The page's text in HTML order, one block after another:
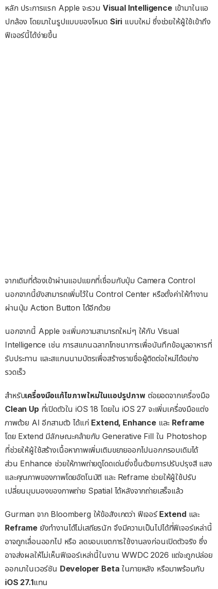
หลัก ประการแรก Apple จะรวม Visual Intelligenceเข้ามาในแอ
ปกล้อง โดยมาในรูปแบบของโหมด Siri แบบใหม่ ซึ่งช่วยให้ผู้ใช้เข้าถึง
ฟีเจอร์นี้ได้ง่ายขึ้น
จากเดิมที่ต้องเข้าผ่านแอปแยกที่เชื่อมกับปุ่ม Camera Control
นอกจากนี้ยังสามารถเพิ่มไว้ใน Control Center หรือตั้งค่าให้ทำงาน
ผ่านปุ่ม Action Button ได้อีกด้วย
นอกจากนี้ Apple จะเพิ่มความสามารถใหม่ๆ ให้กับ Visual
Intelligence เช่น การสแกนฉลากโภชนาการเพื่อบันทึกข้อมูลอาหารที่
รับประทาน และสแกนนามบัตรเพื่อสร้างรายชื่อผู้ติดต่อใหม่ได้อย่าง
รวดเร็ว
สำหรับเครื่องมือแก้ไขภาพใหม่ในแอปรูปภาพ ต่อยอดจากเครื่องมือ
Clean Upที่เปิดตัวใน iOS 18 โดยใน iOS 27 จะเพิ่มเครื่องมือแต่ง
ภาพด้วย AI อีกสามตัว ได้แก่ Extend, Enhanceและ Reframe
โดย Extend มีลักษณะคล้ายกับ Generative Fill ใน Photoshop
ที่ช่วยให้ผู้ใช้สร้างเนื้อหาภาพเพิ่มเติมขยายออกไปนอกกรอบเดิมได้
ส่วน Enhance ช่วยให้ภาพถ่ายดูโดดเด่นยิ่งขึ้นด้วยการปรับปรุงสี แสง
และคุณภาพของภาพโดยอัตโนมัติ และ Reframe ช่วยให้ผู้ใช้ปรับ
เปลี่ยนมุมมองของภาพถ่าย Spatial ได้หลังจากถ่ายเสร็จแล้ว
Gurman จาก Bloomberg ให้ข้อสังเกตว่า ฟีเจอร์Extendและ
Reframeยังทำงานได้ไม่เสถียรนัก จึงมีความเป็นไปได้ที่ฟีเจอร์เหล่านี้
อาจถูกเลื่อนออกไป หรือ ลดขอบเขตการใช้งานลงก่อนเปิดตัวจริง ซึ่ง
อาจส่งผลให้ไม่เห็นฟีเจอร์เหล่านี้ในงาน WWDC 2026 แต่จะถูกปล่อย
ออกมาในเวอร์ชัน Developer Beta ในภายหลัง หรือมาพร้อมกับ
iOS 27.1แทน